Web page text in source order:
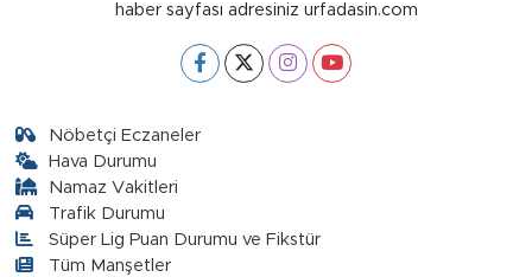
haber sayfası adresiniz urfadasin.com
Nöbetçi Eczaneler
Hava Durumu
Namaz Vakitleri
Trafik Durumu
Süper Lig Puan Durumu ve Fikstür
Tüm Manşetler